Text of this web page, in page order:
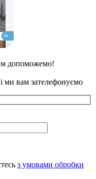
допоможемо!
ми вам зателефонуємо
з умовами обробки